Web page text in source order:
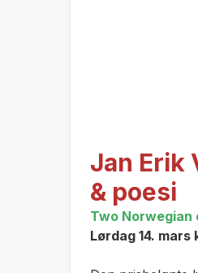
Jan Erik
& poesi
Two
Lørdag 14.